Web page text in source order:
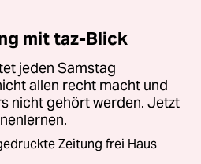
mit taz-Blick
jeden Samstag
allen recht macht und
nicht gehört werden. Jetzt
Zeitung frei Haus